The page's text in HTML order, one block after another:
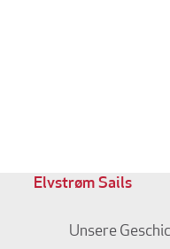
Elvstrøm Sails
Unsere